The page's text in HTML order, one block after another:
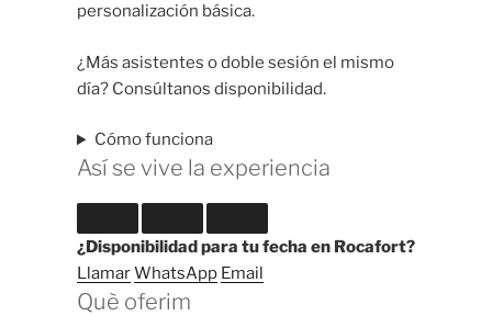
personalización básica.
¿Más asistentes o doble sesión el mismo
día? Consúltanos disponibilidad.
Cómo funciona
Así se vive la experiencia
¿Disponibilidad para tu fecha en Rocafort?
LlamarWhatsApp Email
Què oferim